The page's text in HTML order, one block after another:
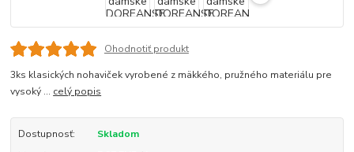
Ohodnotiť produkt
3ks klasických nohaviček vyrobené z mäkkého, pružného materiálu pre
vysoký ... celý popis
Dostupnosť:
Skladom